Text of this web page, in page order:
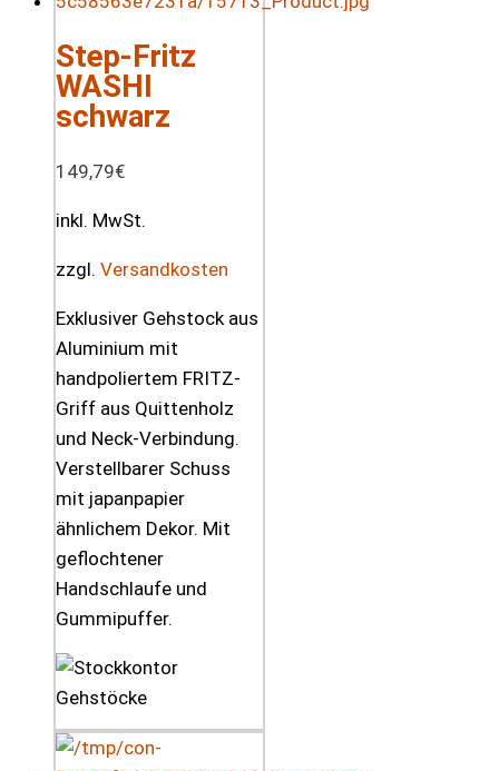
Step-Fritz
WASHI
schwarz
149,79€
inkl. MwSt.
zzgl. Versandkosten
Exklusiver Gehstock aus
Aluminium mit
handpoliertem FRITZ-
Griff aus Quittenholz
und Neck-Verbindung.
Verstellbarer Schuss
mit japanpapier
ähnlichem Dekor. Mit
geflochtener
Handschlaufe und
Gummipuffer.